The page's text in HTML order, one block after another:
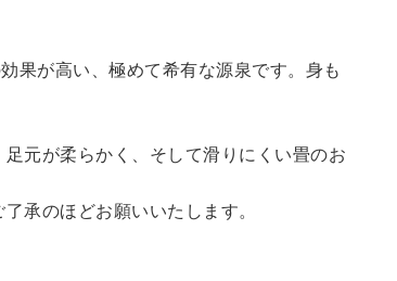
果が高い、極めて希有な源泉です。身も
元が柔らかく、そして滑りにくい畳のお
承のほどお願いいたします。